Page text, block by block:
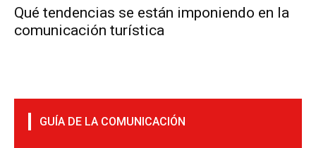
Qué tendencias se están imponiendo en la
comunicación turística
GUÍA DE LA COMUNICACIÓN